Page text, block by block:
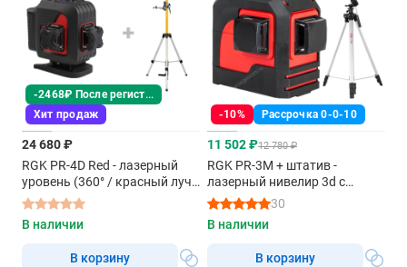
-2468₽ После регистрации
Хит продаж
24 680 ₽
RGK PR-4D Red - лазерный
уровень (360° / красный луч /
70м с приемником / АКБ) +
RGK CG-2 - распорная
штанга-штатив
В наличии
В корзину
-10% Рассрочка 0-0-10
11 502 ₽12 780 ₽
RGK PR-3M + штатив -
лазерный нивелир 3d с
красным лучом
30
В наличии
В корзину